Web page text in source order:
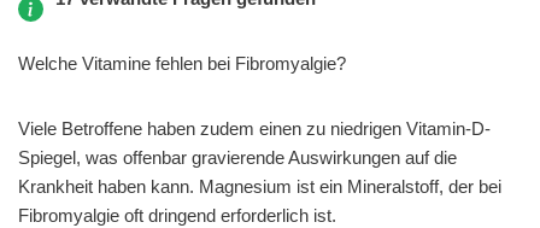
Welche Vitamine fehlen bei Fibromyalgie?
Viele Betroffene haben zudem einen zu niedrigen Vitamin-D-
Spiegel, was offenbar gravierende Auswirkungen auf die
Krankheit haben kann. Magnesium ist ein Mineralstoff, der bei
Fibromyalgie oft dringend erforderlich ist.